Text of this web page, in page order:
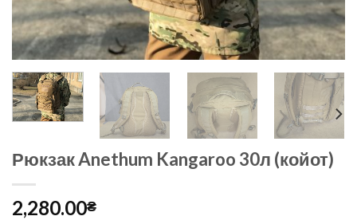
Рюкзак Anethum Kangaroo 30л (койот)
2,280.00₴